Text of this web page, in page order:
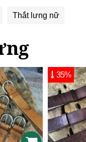
Thắt lưng nữ
35%